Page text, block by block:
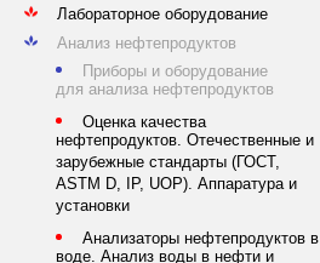
Лабораторное оборудование
Анализ нефтепродуктов
Приборы и оборудование
для анализа нефтепродуктов
Оценка качества
нефтепродуктов. Отечественные и
зарубежные стандарты (ГОСТ,
ASTM D, IP, UOP). Аппаратура и
установки
Анализаторы нефтепродуктов в
воде. Анализ воды в нефти и